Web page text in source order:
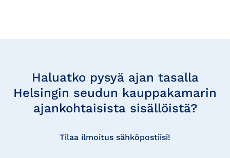
Haluatko pysyä ajan tasalla
Helsingin seudun kauppakamarin
ajankohtaisista sisällöistä?
Tilaa ilmoitus sähköpostiisi!